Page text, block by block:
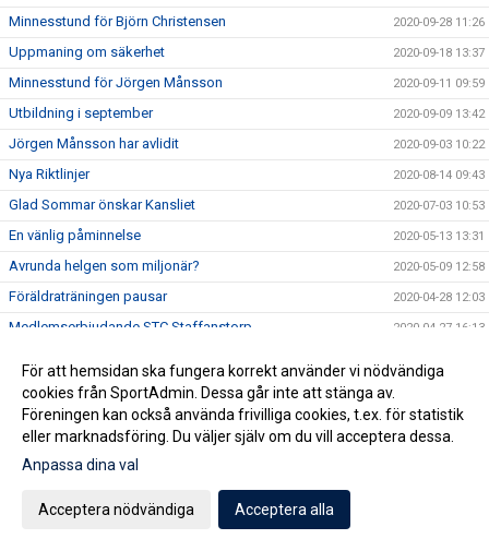
Minnesstund för Björn Christensen 2020-09-28 11:26
Uppmaning om säkerhet 2020-09-18 13:37
Minnesstund för Jörgen Månsson 2020-09-11 09:59
Utbildning i september 2020-09-09 13:42
Jörgen Månsson har avlidit 2020-09-03 10:22
Nya Riktlinjer 2020-08-14 09:43
Glad Sommar önskar Kansliet 2020-07-03 10:53
En vänlig påminnelse 2020-05-13 13:31
Avrunda helgen som miljonär? 2020-05-09 12:58
Föräldraträningen pausar 2020-04-28 12:03
Medlemserbjudande STC Staffanstorp 2020-04-27 16:13
Fotbollsskolan - Vi kör igång!
Vi ser hela tiden över vår tränarstab och är i behov av nya
krafter för åldrarna U15-U19 framöver.
2020-04-20 07:13
Köp Bingolotter & Sverigelotter så stödjer du Staffanstorp
Tjejcupen 2020 är tyvärr inställd!
För att hemsidan ska fungera korrekt använder vi nödvändiga
cookies från SportAdmin. Dessa går inte att stänga av.
Föreningen kan också använda frivilliga cookies, t.ex. för statistik
eller marknadsföring. Du väljer själv om du vill acceptera dessa.
Anpassa dina val
Acceptera nödvändiga Acceptera alla